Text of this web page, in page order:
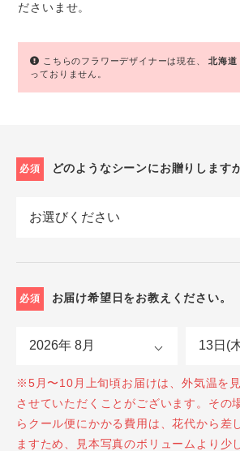
ださいませ。
こちらのフラワーデザイナーは現在、北海道
っておりません。
必須 どのようなシーンにお贈りします
必須 お届け希望日をお教えください。
※5月〜10月上旬頃お届けは、外気温を
させていただくことがございます。その
らクール便にかかる費用は、花代から差
ますため、見本写真のボリュームより少